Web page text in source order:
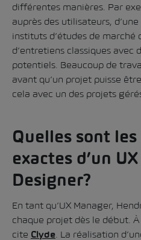
différentes manières. Par
auprès des utilisateurs,
instituts d’études de marché
d’entretiens classiques avec
potentiels. Beaucoup de
avant qu’un projet puisse
cela avec un des projets
Quelles sont
exactes d’un
Designer?
En tant qu’UX Manager,
chaque projet dès le début.
cite Clyde
. La réalisation